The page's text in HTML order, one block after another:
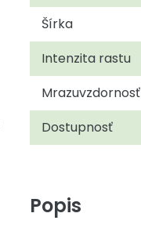
Šírka
Intenzita rastu
Mrazuvzdornosť
Dostupnosť
Popis